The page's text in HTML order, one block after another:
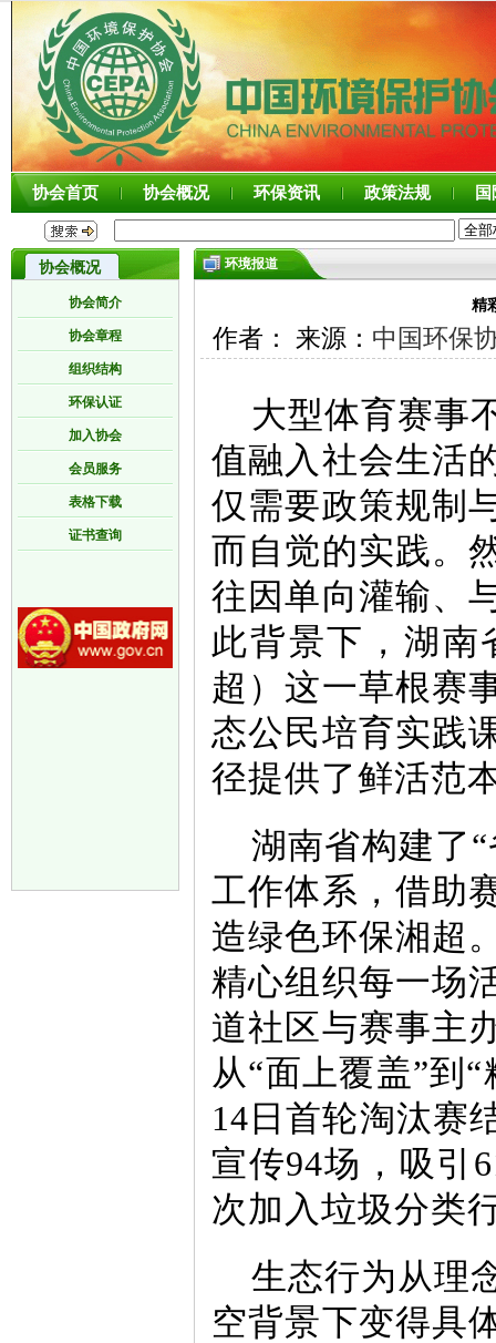
协会首页 协会概况 环保资讯 政策法规
协会概况
协会简介
协会章程
组织结构
环保认证
加入协会
会员服务
表格下载
证书查询
环境报道
精
作者： 来源： 中国环保
大型体育赛事
值融入社会生活
仅需要政策规制
而自觉的实践。
往因单向灌输、
此背景下，湖南
超）这一草根赛
态公民培育实践
径提供了鲜活范
湖南省构建
工作体系，借助
造绿色环保湘超
精心组织每一场
道社区与赛事主
从“面上覆盖”到
14日首轮淘汰赛
宣传94场，吸引
次加入垃圾分类
生态行为从理
空背景下变得具